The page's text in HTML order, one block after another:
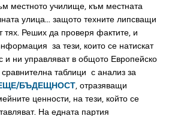
местното училище, към местната
улица… защото техните липсващи
Реших да проверя фактите, и
за тези, които се натискат
и ни управляват в общото Европейско
таблици с анализ за
БЪДЕЩНОСТ, отразяващи
ценности, на тези, който се
На едната партия